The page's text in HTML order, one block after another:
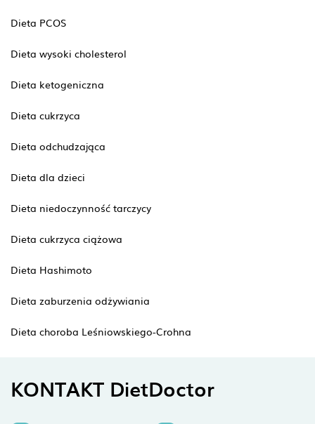
Dieta PCOS
Dieta wysoki cholesterol
Dieta ketogeniczna
Dieta cukrzyca
Dieta odchudzająca
Dieta dla dzieci
Dieta niedoczynność tarczycy
Dieta cukrzyca ciążowa
Dieta Hashimoto
Dieta zaburzenia odżywiania
Dieta choroba Leśniowskiego-Crohna
KONTAKT DietDoctor